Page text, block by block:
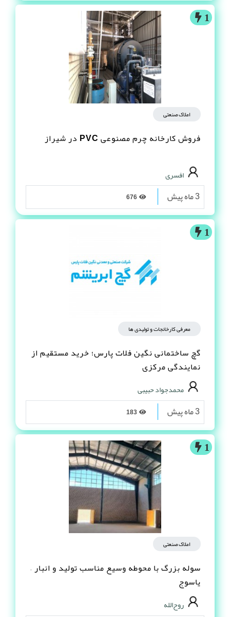
1
املاک صنعتی
فروش کارخانه چرم مصنوعى PVC در شیراز
افسری
3 ماه پیش
1
معرفی کارخانجات و تولیدی ها
گچ ساختمانی نگین فلات پارس؛ خرید مستقیم از
نمایندگی مرکزی
محمدجواد حبیبی
3 ماه پیش
1
املاک صنعتی
سوله بزرگ با محوطه وسیع مناسب تولید و انبار –
یاسوج
روح‌الله